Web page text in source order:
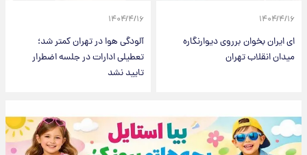
۱۴۰۴/۴/۱۶
ای ایران بخوان برروی دیوارنگاره
میدان انقلاب تهران
۱۴۰۴/۴/۱۶
آلودگی هوا در تهران کمتر شد؛
تعطیلی ادارات در جلسه اضطرار
تایید نشد